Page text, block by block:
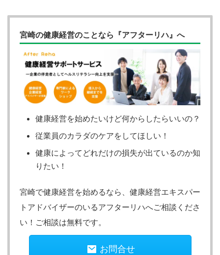
宮崎の健康経営のことなら『アフターリハ』へ
健康経営を始めたいけど何からしたらいいの？
従業員のカラダのケアをしてほしい！
健康によってどれだけの損失が出ているのか知
りたい！
宮崎で健康経営を始めるなら、健康経営エキスパー
トアドバイザーのいるアフターリハへご相談くださ
い！ご相談は無料です。
お問合せ